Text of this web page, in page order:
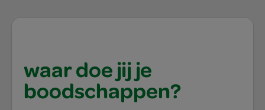
waar doe jij je
boodschappen?